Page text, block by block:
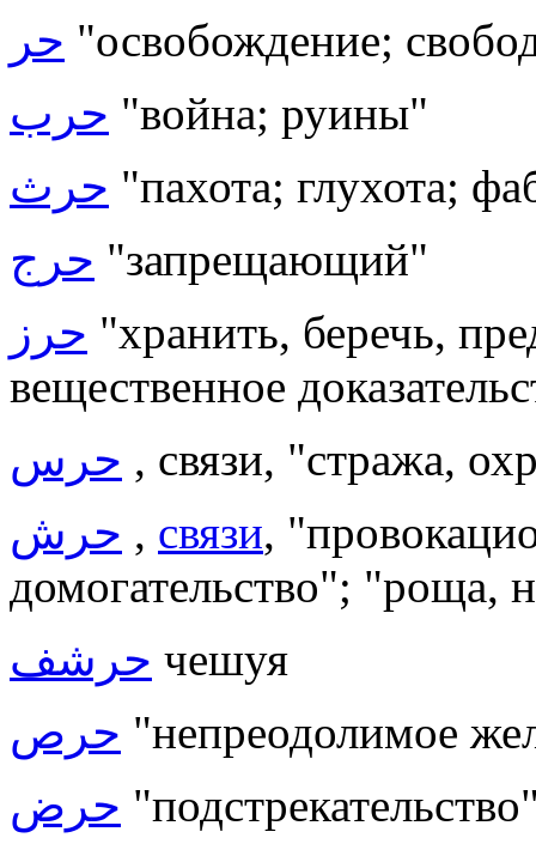
حر "освобождение;
حرب "война; руины"
حرث "пахота; глухота;
حرج "запрещающий"
حرز "хранить, беречь,
вещественное
حرس , связи, "стража,
حرش , связи,
домогательство"; "роща,
حرشف чешуя
حرص "непреодолимое
حرض